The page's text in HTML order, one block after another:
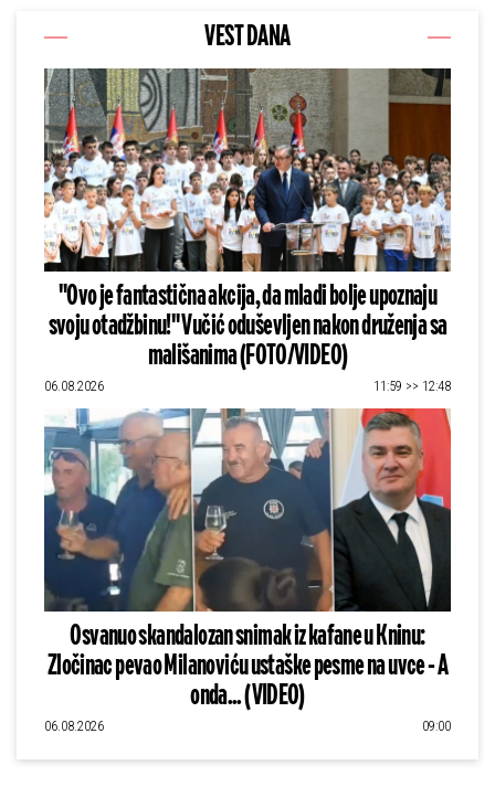
VEST DANA
"Ovo je fantastična akcija, da mladi bolje upoznaju
svoju otadžbinu!" Vučić oduševljen nakon druženja sa
mališanima (FOTO/VIDEO)
06.08.2026 11:59 >> 12:48
Osvanuo skandalozan snimak iz kafane u Kninu:
Zločinac pevao Milanoviću ustaške pesme na uvce - A
onda... (VIDEO)
06.08.2026 09:00